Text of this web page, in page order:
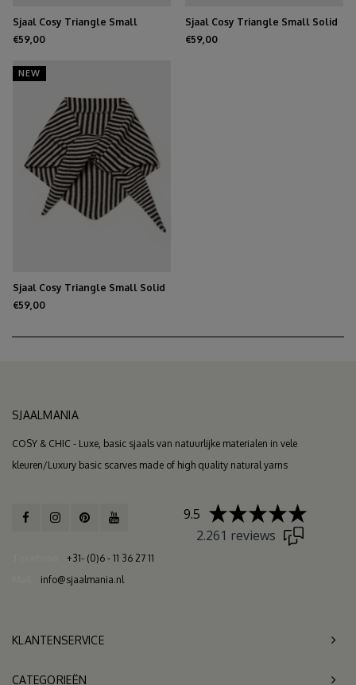
Sjaal Cosy Triangle Small
Midnight Navy
€59,00
Sjaal Cosy Triangle Small Solid
Black
€59,00
NEW
Sjaal Cosy Triangle Small Solid
Black/Oatmeal
€59,00
SJAALMANIA
COSY & CHIC - Luxe, basic sjaals van natuurlijke materialen in vele
kleuren/Luxury basic scarves made of high quality natural yarns
+31- (0)6 - 11 36 27 11
info@sjaalmania.nl
9.5
2.261 reviews
KLANTENSERVICE
CATEGORIEËN